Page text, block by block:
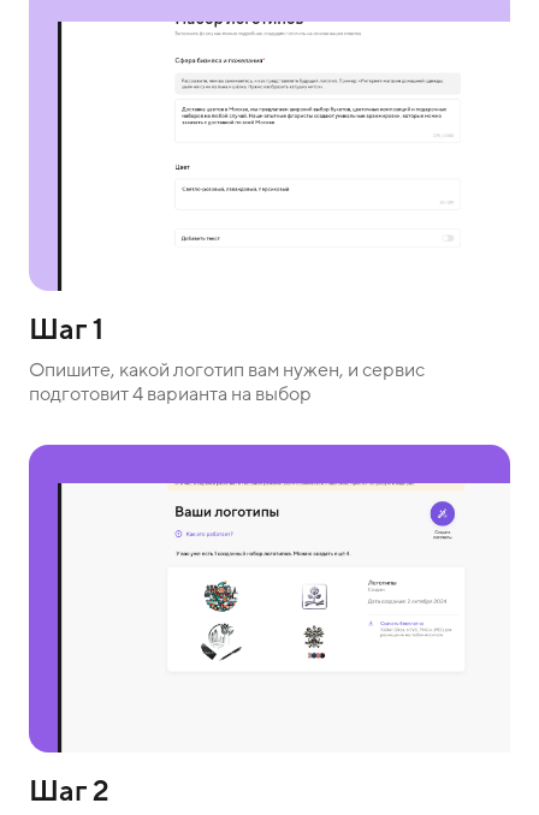
Шаг 1
Опишите, какой логотип вам нужен, и сервис
подготовит 4 варианта на выбор
Шаг 2